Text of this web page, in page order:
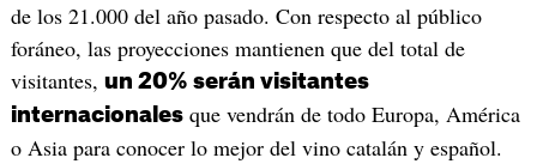
de los 21.000 del año pasado. Con respecto al público
foráneo, las proyecciones mantienen que del total de
visitantes, un 20% serán visitantes
internacionalesque vendrán de todo Europa, América
o Asia para conocer lo mejor del vino catalán y español.